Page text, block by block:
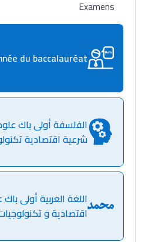
Examens
du baccalauréat
الفلسفة أولى باك
شرعية اقتصادية
اللغة العربية أولى
اقتصادية و